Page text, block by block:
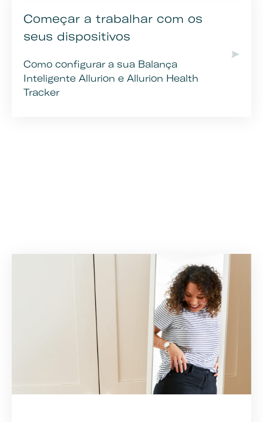
Começar a trabalhar com os
seus dispositivos
Como configurar a sua Balança
Inteligente Allurion e Allurion Health
Tracker